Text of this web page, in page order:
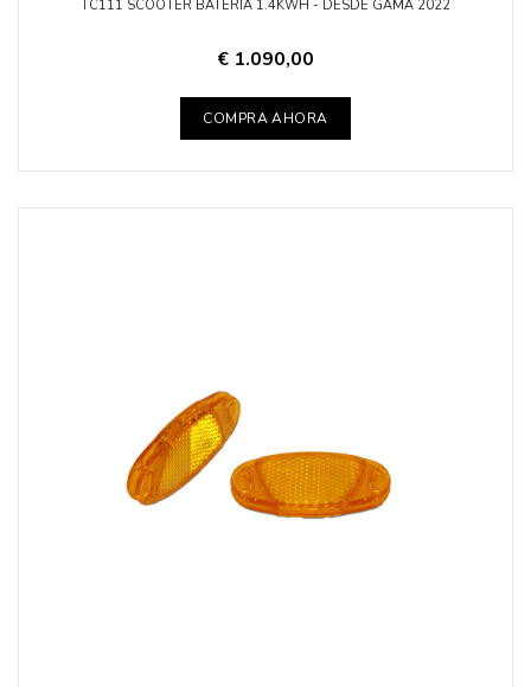
TC111 SCOOTER BATERÍA 1.4KWH - DESDE GAMA 2022
€ 1.090,00
COMPRA AHORA